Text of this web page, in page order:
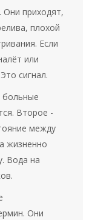
Они приходят,
плохой
Если
или
сигнал.
больные
Второе -
между
жизненно
Вода на
Они